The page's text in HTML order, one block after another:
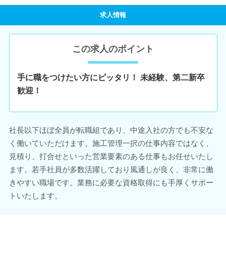
求人情報
この求人のポイント
手に職をつけたい方にピッタリ！ 未経験、第二新卒
歓迎！
社長以下ほぼ全員が転職組であり、中途入社の方でも不安な
く働いていただけます。施工管理一択の仕事内容ではなく、
見積り、打合せといった営業要素のある仕事もお任せいたし
ます。若手社員が多数活躍しており風通しが良く、非常に働
きやすい職場です。業務に必要な資格取得にも手厚くサポー
トいたします。